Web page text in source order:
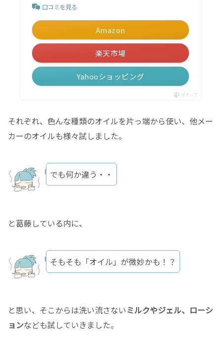
口コミを見る
Amazon
楽天市場
Yahooショッピング
ポチップ
それぞれ、色んな種類のオイルを片っ端から使い、他メー
カーのオイルも様々試しました。
でも何か違う・・
と葛藤している内に、
そもそも「オイル」が微妙かも！？
と思い、そこからは洗い流さないミルクやジェル、ローシ
ョンなども試していきました。